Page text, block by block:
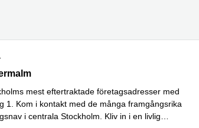
mest eftertraktade företagsadresser med
1. Kom i kontakt med de många framgångsrika
i centrala Stockholm. Kliv in i en livlig